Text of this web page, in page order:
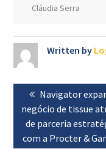
Cláudia Serra
Written by
Navegação
artigos
Previous
post:
Navigator
negócio de tissue
de parceria
com a Procter &